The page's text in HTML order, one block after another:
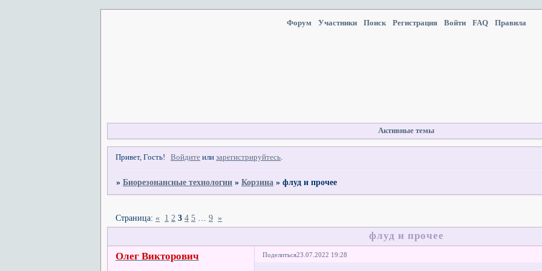
Форум Участники Поиск Регистрация Войти FAQ Правила
Активные темы
Привет, Гость! Войдите илизарегистрируйтесь.
»Биорезонансные технологии »Корзина »флуд и прочее
флуд и прочее
Страница: « 1 2 3 4 5 9 »
Поделиться23.07.2022 19:28
Олег Викторович